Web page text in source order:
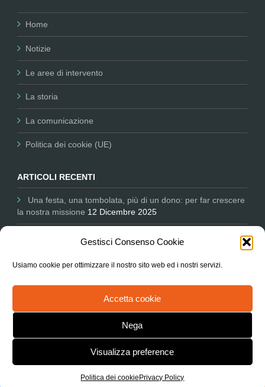
Gestisci Consenso Cookie
Usiamo cookie per ottimizzare il nostro sito web ed i nostri servizi.
Accetta cookie
Nega
Visualizza preference
Politica dei cookie Privacy Policy
Home
Notizie
Le aree di intervento
La storia
La comunicazione
Politica dei cookie (UE)
ARTICOLI RECENTI
Una festa, una tombolata, più di un dono: per far crescere
la nostra missione 12 Dicembre 2025
dell’Università salesiana 11 Dicembre 2025
L’Associazione in Parlamento ascoltata sul degrado delle
periferie e le città 9 Ottobre 2025
旺商聊